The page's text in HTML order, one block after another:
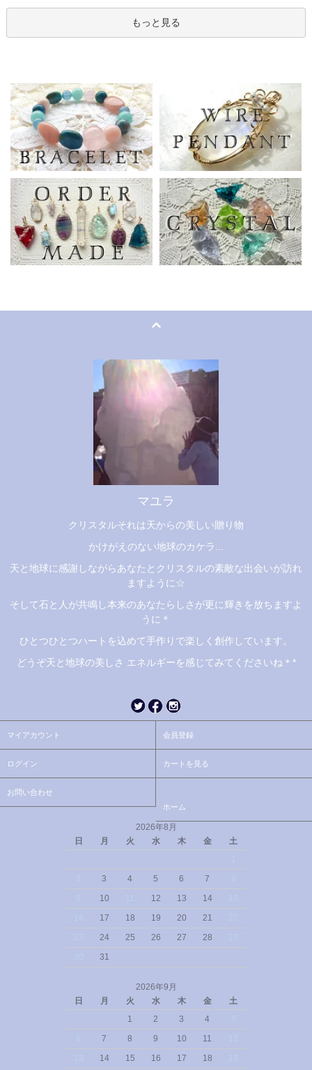
もっと見る
マユラ
クリスタルそれは天からの美しい贈り物
かけがえのない地球のカケラ...
天と地球に感謝しながらあなたとクリスタルの素敵な出会いが訪れ
ますように☆
そして石と人が共鳴し本来のあなたらしさが更に輝きを放ちますよ
うに＊
ひとつひとつハートを込めて手作りで楽しく創作しています。
どうぞ天と地球の美しさ エネルギーを感じてみてくださいね＊*
マイアカウント 会員登録
ログイン カートを見る
お問い合わせ
ホーム
2026年8月
日
月 火 水 木 金
土
3 4 5 6 7
10 12 13 14
17 18 19 20 21
24 25 26 27 28
31
2026年9月
日
月 火 水 木 金
土
1
2 3 4
7 8 9 10 11
14 15 16 17 18